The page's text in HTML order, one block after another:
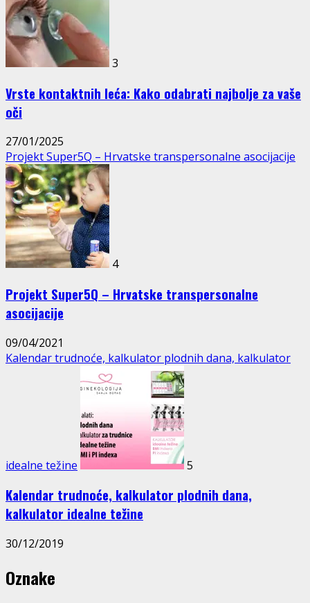
3
Vrste kontaktnih leća: Kako odabrati najbolje za vaše
oči
27/01/2025
Projekt Super5Q – Hrvatske transpersonalne asocijacije
4
Projekt Super5Q – Hrvatske transpersonalne
asocijacije
09/04/2021
Kalendar trudnoće, kalkulator plodnih dana, kalkulator
idealne težine 5
Kalendar trudnoće, kalkulator plodnih dana,
kalkulator idealne težine
30/12/2019
Oznake